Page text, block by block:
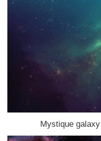
Mystique